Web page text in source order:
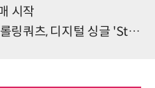
시작
, 디지털 싱글 'Stand Up' 발매